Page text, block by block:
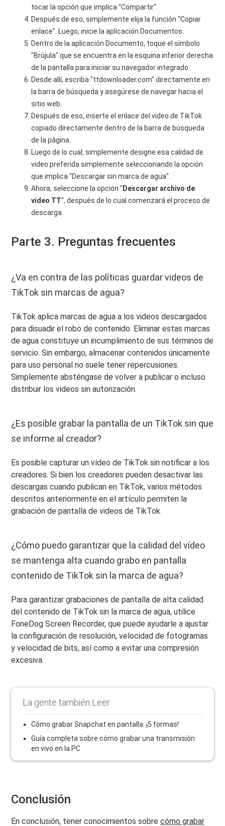
tocar la opción que implica "Compartir".
Después de eso, simplemente elija la función "Copiar
enlace". Luego, inicie la aplicación Documentos.
Dentro de la aplicación Documento, toque el símbolo
"Brújula" que se encuentra en la esquina inferior derecha
de la pantalla para iniciar su navegador integrado.
Desde allí, escriba "ttdownloader.com" directamente en
la barra de búsqueda y asegúrese de navegar hacia el
sitio web.
Después de eso, inserte el enlace del video de TikTok
copiado directamente dentro de la barra de búsqueda
de la página.
Luego de lo cual, simplemente designe esa calidad de
video preferida simplemente seleccionando la opción
que implica "Descargar sin marca de agua".
Ahora, seleccione la opción " Descargar archivo de
vídeo TT", después de lo cual comenzará el proceso de
descarga.
Parte 3. Preguntas frecuentes
¿Va en contra de las políticas guardar videos de
TikTok sin marcas de agua?
TikTok aplica marcas de agua a los videos descargados
para disuadir el robo de contenido. Eliminar estas marcas
de agua constituye un incumplimiento de sus términos de
servicio. Sin embargo, almacenar contenidos únicamente
para uso personal no suele tener repercusiones.
Simplemente absténgase de volver a publicar o incluso
distribuir los videos sin autorización.
¿Es posible grabar la pantalla de un TikTok sin que
se informe al creador?
Es posible capturar un vídeo de TikTok sin notificar a los
creadores. Si bien los creadores pueden desactivar las
descargas cuando publican en TikTok, varios métodos
descritos anteriormente en el artículo permiten la
grabación de pantalla de videos de TikTok.
¿Cómo puedo garantizar que la calidad del vídeo
se mantenga alta cuando grabo en pantalla
contenido de TikTok sin la marca de agua?
Para garantizar grabaciones de pantalla de alta calidad
del contenido de TikTok sin la marca de agua, utilice
FoneDog Screen Recorder, que puede ayudarle a ajustar
la configuración de resolución, velocidad de fotogramas
y velocidad de bits, así como a evitar una compresión
excesiva.
La gente también Leer
Cómo grabar Snapchat en pantalla: ¡5 formas!
Guía completa sobre cómo grabar una transmisión
en vivo en la PC
Conclusión
En conclusión, tener conocimientos sobrecómo grabar